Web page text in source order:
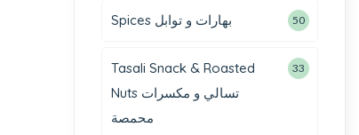
Spices بهارات و توابل 50
Tasali Snack & Roasted
Nuts تسالي و مكسرات
محمصة
33